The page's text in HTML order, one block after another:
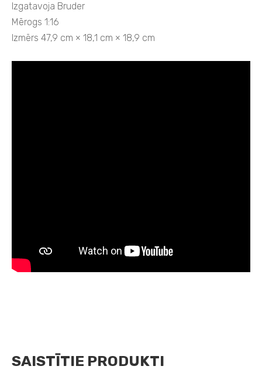
Izgatavoja Bruder
Mērogs 1:16
Izmērs 47,9 cm × 18,1 cm × 18,9 cm
SAISTĪTIE PRODUKTI